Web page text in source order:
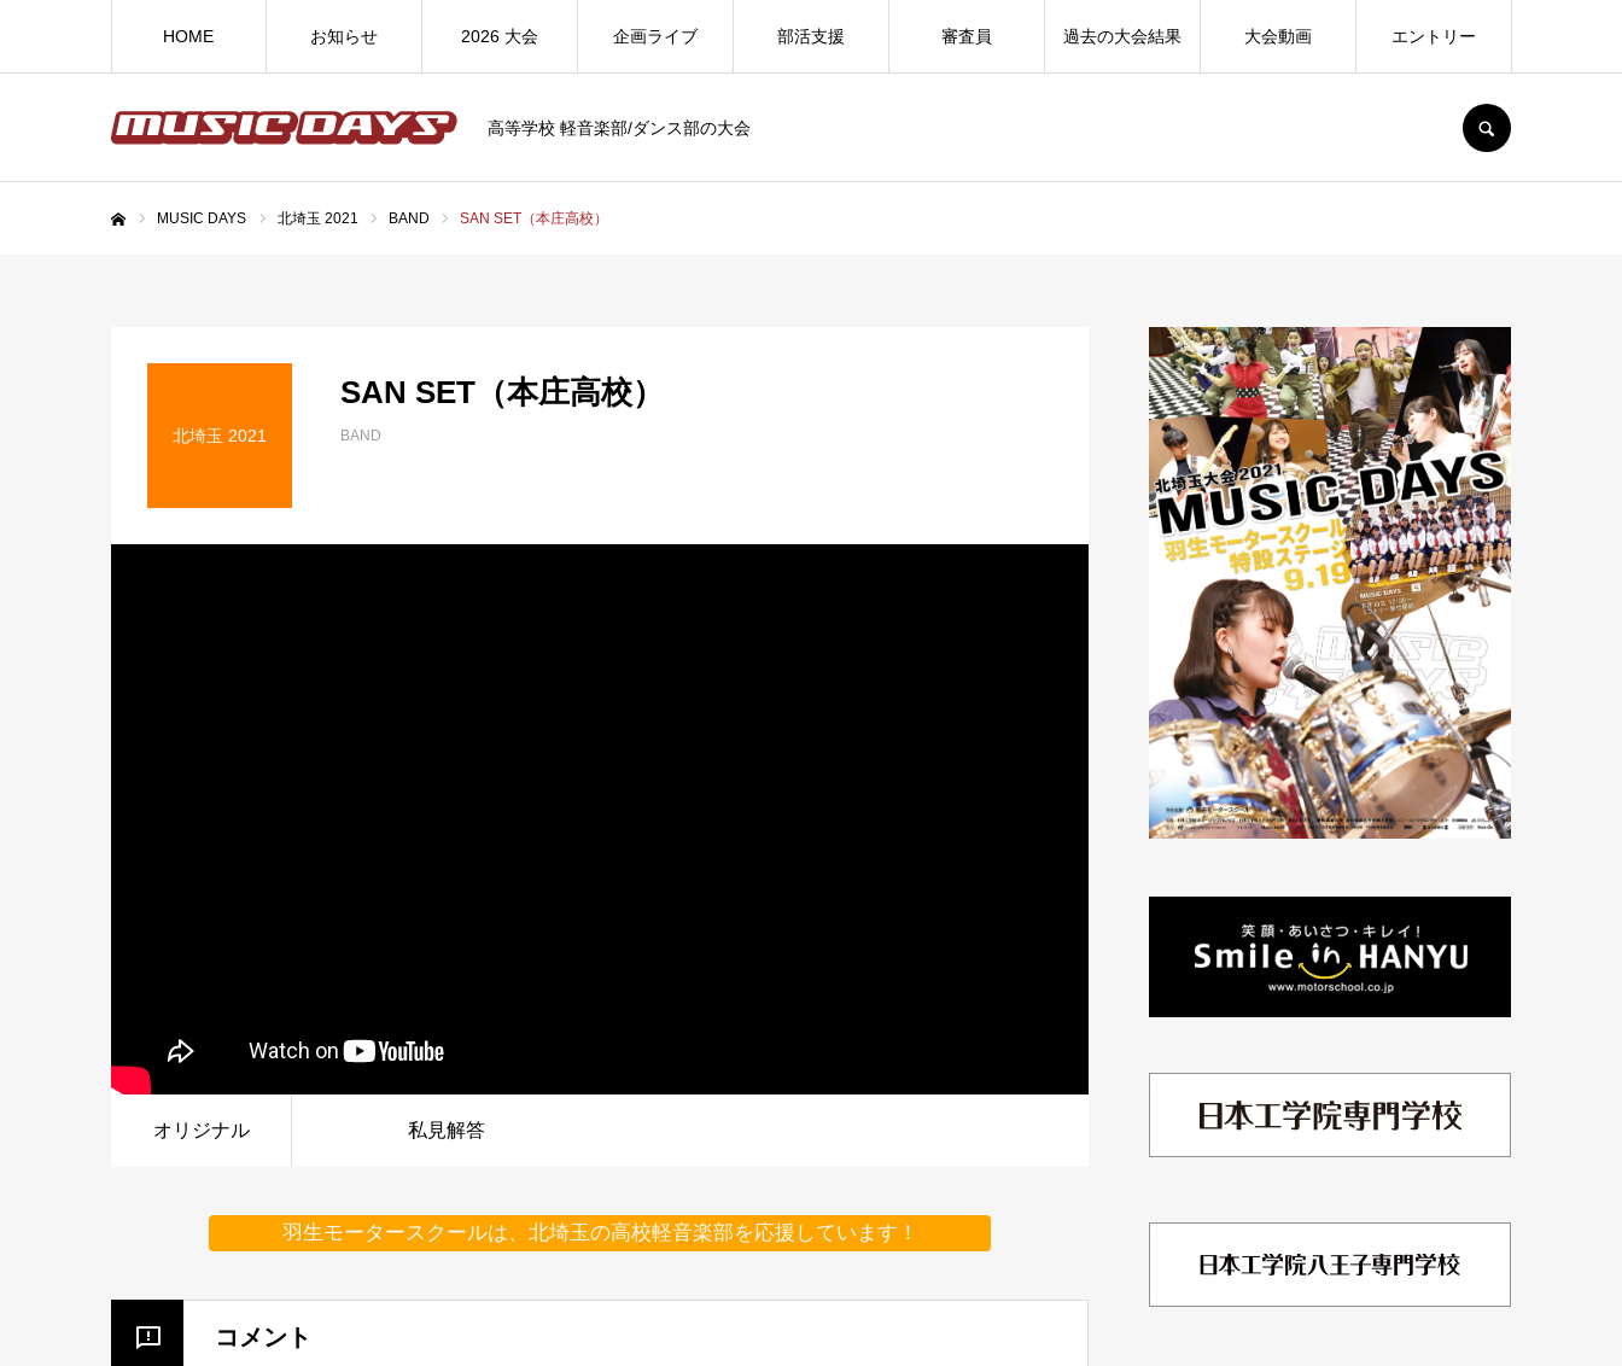
高等学校 軽音楽部/ダンス部の大会
HOME お知らせ 2026 大会 企画ライブ 部活支援 審査員 過去の大会結果 大会動画 エントリー
MUSIC DAYS 北埼玉 2021 BAND SAN SET（本庄高校）
北埼玉 2021
SAN SET（本庄高校）
BAND
オリジナル 私見解答
羽生モータースクールは、北埼玉の高校軽音楽部を応援しています！
コメント